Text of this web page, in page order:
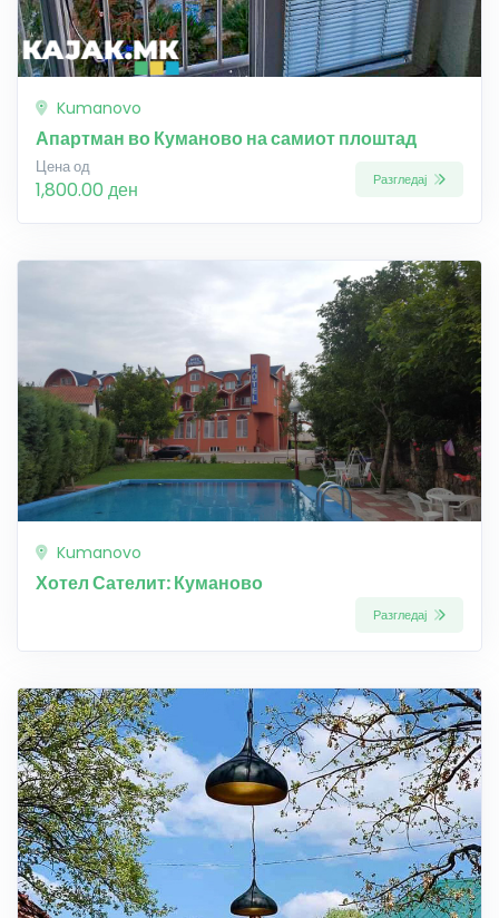
Kumanovo
Апартман во Куманово на самиот плоштад
Цена од
1,800.00 ден Разгледај
Kumanovo
Хотел Сателит: Куманово
Разгледај